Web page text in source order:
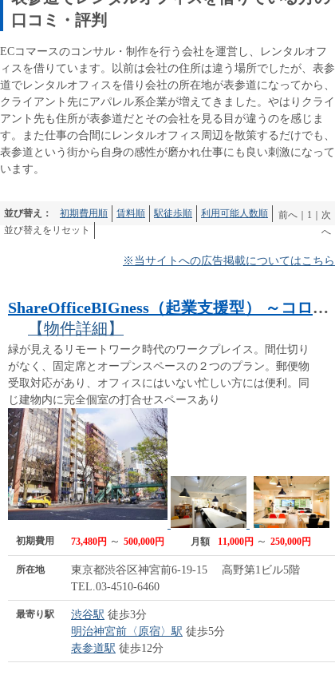
口コミ・評判
ECコマースのコンサル・制作を行う会社を運営し、レンタルオフ
ィスを借りています。以前は会社の住所は違う場所でしたが、表参
道でレンタルオフィスを借り会社の所在地が表参道になってから、
クライアント先にアパレル系企業が増えてきました。やはりクライ
アント先も住所が表参道だとその会社を見る目が違うのを感じま
す。また仕事の合間にレンタルオフィス周辺を散策するだけでも、
表参道という街から自身の感性が磨かれ仕事にも良い刺激になって
います。
並び替え： 初期費用順 賃料順 駅徒歩順
利用可能人数順
並び替えをリセット
前へ 1
次
へ
※当サイトへの広告掲載についてはこちら
ShareOfficeBIGness（起業支援型） ～コロナ時代でも起業が成功できるコワーキング＋個室スペース～デジタルホワイトボード完備
【物件詳細】
緑が見えるリモートワーク時代のワークプレイス。間仕切り
がなく、固定席とオープンスペースの２つのプラン。郵便物
受取対応があり、オフィスにはいない忙しい方には便利。同
じ建物内に完全個室の打合せスペースあり
初期費用 73,480円 ～ 500,000円 月額 11,000円 ～ 250,000円
所在地
東京都渋谷区神宮前6-19-15 高野第1ビル5階
TEL.03-4510-6460
最寄り駅 渋谷駅 徒歩3分
明治神宮前〈原宿〉駅 徒歩5分
表参道駅 徒歩12分